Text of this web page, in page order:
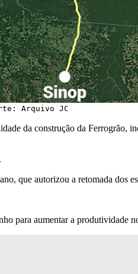
Arquivo JC
da construção da Ferrogrão,
que autorizou a retomada dos
para aumentar a produtividade